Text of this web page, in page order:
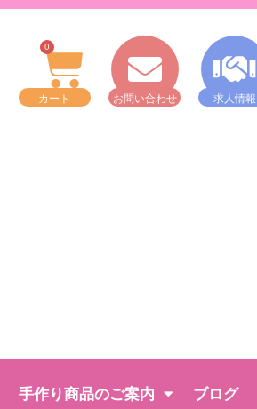
0
カート お問い合わせ 求人情報
手作り商品のご案内 ブログ